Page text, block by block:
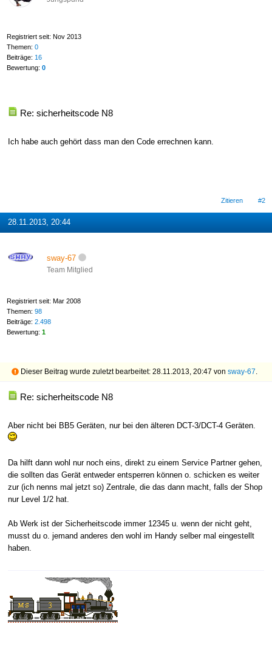
Registriert seit: Nov 2013
Themen: 0
Beiträge: 16
Bewertung: 0
Re: sicherheitscode N8
Ich habe auch gehört dass man den Code errechnen kann.
Zitieren #2
28.11.2013, 20:44
sway-67
Team Mitglied
Registriert seit: Mar 2008
Themen: 98
Beiträge: 2.498
Bewertung: 1
Dieser Beitrag wurde zuletzt bearbeitet: 28.11.2013, 20:47 von sway-67.
Re: sicherheitscode N8
Aber nicht bei BB5 Geräten, nur bei den älteren DCT-3/DCT-4 Geräten.
Da hilft dann wohl nur noch eins, direkt zu einem Service Partner gehen,
die sollten das Gerät entweder entsperren können o. schicken es weiter
zur (ich nenns mal jetzt so) Zentrale, die das dann macht, falls der Shop
nur Level 1/2 hat.
Ab Werk ist der Sicherheitscode immer 12345 u. wenn der nicht geht,
musst du o. jemand anderes den wohl im Handy selber mal eingestellt
haben.